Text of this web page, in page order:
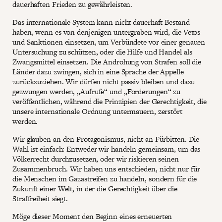
dauerhaften Frieden zu gewährleisten.
Das internationale System kann nicht dauerhaft Bestand
haben, wenn es von denjenigen untergraben wird, die Vetos
und Sanktionen einsetzen, um Verbündete vor einer genauen
Untersuchung zu schützen, oder die Hilfe und Handel als
Zwangsmittel einsetzen. Die Androhung von Strafen soll die
Länder dazu zwingen, sich in eine Sprache der Appelle
zurückzuziehen. Wir dürfen nicht passiv bleiben und dazu
gezwungen werden, „Aufrufe“ und „Forderungen“ zu
veröffentlichen, während die Prinzipien der Gerechtigkeit, die
unsere internationale Ordnung untermauern, zerstört
werden.
Wir glauben an den Protagonismus, nicht an Fürbitten. Die
Wahl ist einfach: Entweder wir handeln gemeinsam, um das
Völkerrecht durchzusetzen, oder wir riskieren seinen
Zusammenbruch. Wir haben uns entschieden, nicht nur für
die Menschen im Gazastreifen zu handeln, sondern für die
Zukunft einer Welt, in der die Gerechtigkeit über die
Straffreiheit siegt.
Möge dieser Moment den Beginn eines erneuerten